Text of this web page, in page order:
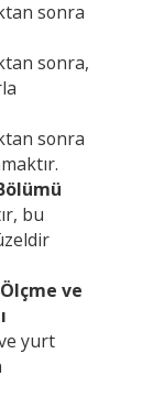
sonra
sonra,
sonra
bu
ve
yurt